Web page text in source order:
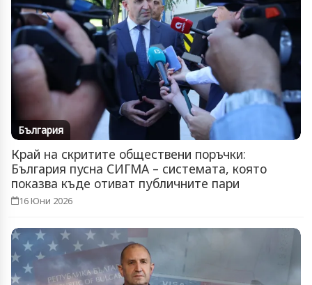
България
Край на скритите обществени поръчки:
България пусна СИГМА – системата, която
показва къде отиват публичните пари
16 Юни 2026